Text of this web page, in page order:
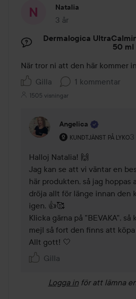
Natalia
3 år
Inlägget skapades 3 år
Dermalogica
50 ml
När tror ni att den här kommer
Gilla
1 kommentar
1505 visningar
Angelica
KUNDTJÄNST PÅ LYKO
Användarens roll:
Halloj Natalia! 🙌
Jag kan se att vi väntar en
här produkten, så jag hoppas
dröja allt för länge innan den
igen. 👍🥰
Klicka gärna på "BEVAKA",
mejl så fort den finns att
Allt gott! 🤍
Gilla
Logga in för att lämna